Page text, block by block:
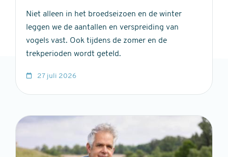
Niet alleen in het broedseizoen en de winter
leggen we de aantallen en verspreiding van
vogels vast. Ook tijdens de zomer en de
trekperioden wordt geteld.
27 juli 2026